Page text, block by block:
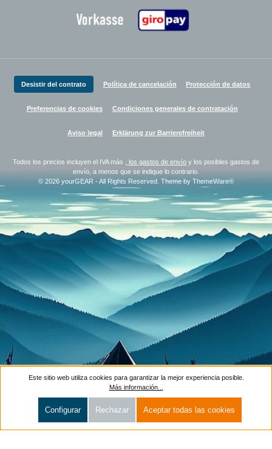
Zahlungsanbieter
Desistir del contrato Política de cancelación Protección de datos
Preferencias de cookies Condiciones generales de contratación
Aviso legal Erklärung zur Barrierefreiheit
Todos los precios incluyen el IVA más , los gastos de envío y los posibles gastos de
envío, a menos que se indique lo contrario.
© 2026 yourGEAR - All Rights Reserved. Theme by ThemeWare®
Este sitio web utiliza cookies para garantizar la mejor experiencia posible.
Más información...
Rechazar
Configurar Aceptar todas las cookies